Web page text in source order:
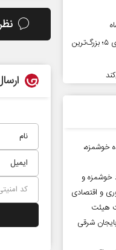
فروش خیره‌کننده داستان اسباب‌بازی ۵؛ بزرگ‌ترین
درست کنم؟ | ۲۵ ایده خوشمزه،
| ۲۰ پیشنهاد خوشمزه و
و اقتصادی
هیئت
شرقی
اربعین نماد مقاومت در
نوروزی - عضو کمیسیون اجتماعی